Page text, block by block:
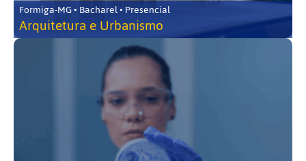
Formiga-MG • Bacharel • Presencial
Arquitetura e Urbanismo